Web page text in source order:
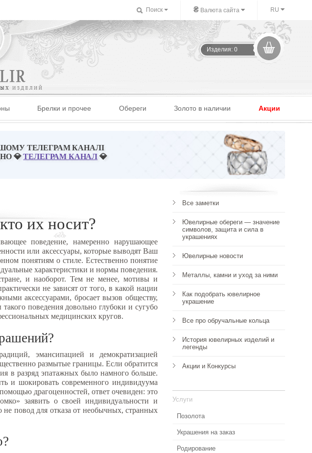
Поиск ₴ Валюта сайта RU
Изделия: 0
Брелки и прочее Обереги Золото в наличии Акции
ТЕЛЕГРАМ КАНАЛІ
💎ТЕЛЕГРАМ КАНАЛ 💎
их носит?
поведение, намеренно нарушающее
или аксессуары, которые выводят Ваш
понятиям о стиле. Естественно понятие
характеристики и нормы поведения.
и наоборот. Тем не менее, мотивы и
не зависят от того, в какой нации
аксессуарами, бросает вызов обществу,
поведения довольно глубоки и сугубо
медицинских кругов.
эмансипацией и демократизацией
размытые границы. Если обратится
в разряд эпатажных было намного больше.
и шокировать современного индивидуума
драгоценностей, ответ очевиден: это
заявить о своей индивидуальности и
не повод для отказа от необычных, странных
Все заметки
Ювелирные обереги — значение
символов, защита и сила в
украшениях
Ювелирные новости
Металлы, камни и уход за ними
Как подобрать ювелирное
украшение
Все про обручальные кольца
История ювелирных изделий и
легенды
Акции и Конкурсы
Услуги
Позолота
Украшения на заказ
Родирование